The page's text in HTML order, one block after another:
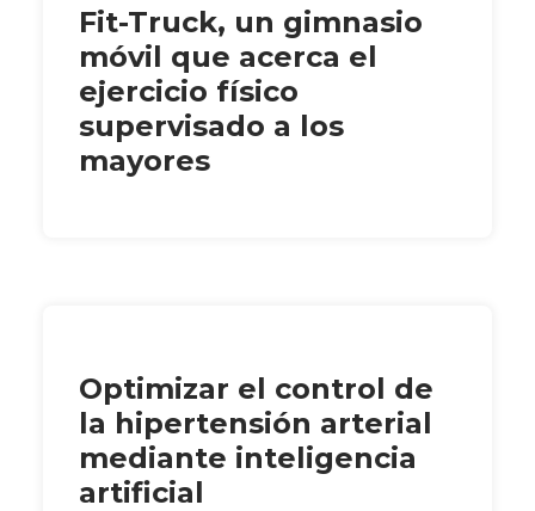
Fit-Truck, un gimnasio
móvil que acerca el
ejercicio físico
supervisado a los
mayores
Optimizar el control de
la hipertensión arterial
mediante inteligencia
artificial